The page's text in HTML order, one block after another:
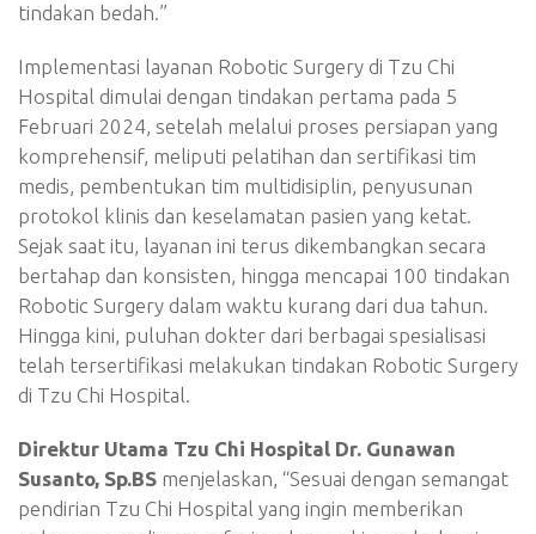
tindakan bedah.”
Implementasi layanan Robotic Surgery di Tzu Chi
Hospital dimulai dengan tindakan pertama pada 5
Februari 2024, setelah melalui proses persiapan yang
komprehensif, meliputi pelatihan dan sertifikasi tim
medis, pembentukan tim multidisiplin, penyusunan
protokol klinis dan keselamatan pasien yang ketat.
Sejak saat itu, layanan ini terus dikembangkan secara
bertahap dan konsisten, hingga mencapai 100 tindakan
Robotic Surgery dalam waktu kurang dari dua tahun.
Hingga kini, puluhan dokter dari berbagai spesialisasi
telah tersertifikasi melakukan tindakan Robotic Surgery
di Tzu Chi Hospital.
Direktur Utama Tzu Chi Hospital Dr. Gunawan
Susanto, Sp.BS menjelaskan, “Sesuai dengan semangat
pendirian Tzu Chi Hospital yang ingin memberikan